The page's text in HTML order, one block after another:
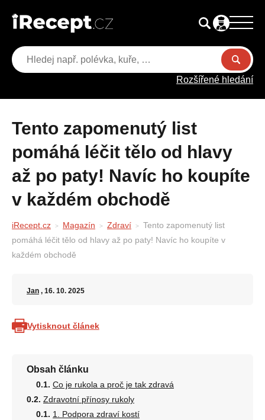
Rozšířené hledání
Tento zapomenutý list
pomáhá léčit tělo od hlavy
až po paty! Navíc ho koupíte
v každém obchodě
iRecept.cz Magazín Zdraví
Tento zapomenutý list
pomáhá léčit tělo od hlavy až po paty! Navíc ho koupíte v
každém obchodě
Jan , 16. 10. 2025
Vytisknout článek
Obsah článku
Co je rukola a proč je tak zdravá
Zdravotní přínosy rukoly
1. Podpora zdraví kostí